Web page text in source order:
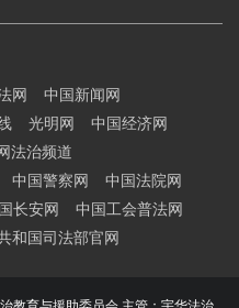
网
中国新闻网
光明网
中国经济网
法治频道
中国警察网
中国法院网
长安网
中国工会普法网
和国司法部官网